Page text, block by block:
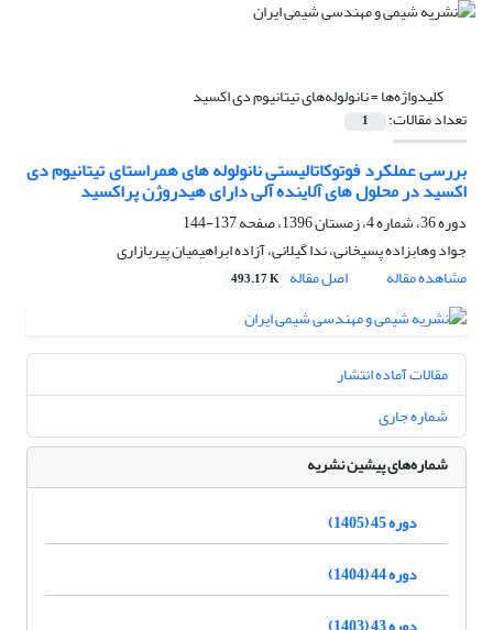
کلیدواژه‌ها =نانولوله‌های تیتانیوم دی اکسید
تعداد مقالات: 1
بررسی عملکرد فوتوکاتالیستی نانولوله های هم‏راستای تیتانیوم دی
اکسید در محلول های آلاینده آلی دارای هیدروژن پراکسید
دوره 36، شماره 4، زمستان 1396، صفحه
137-144
جواد وهابزاده پسیخانی، ندا گیلانی، آزاده ابراهیمیان پیربازاری
مشاهده مقاله
اصل مقاله 493.17 K
مقالات آماده انتشار
شماره جاری
شماره‌های پیشین نشریه
دوره 45 (1405)
دوره 44 (1404)